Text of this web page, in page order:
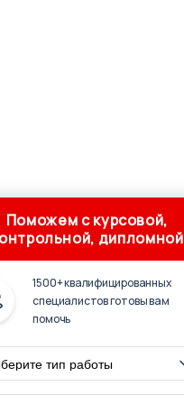
Поможем с курсовой,
дипломной
1500+ квалифицированных
специалистов готовы вам
помочь